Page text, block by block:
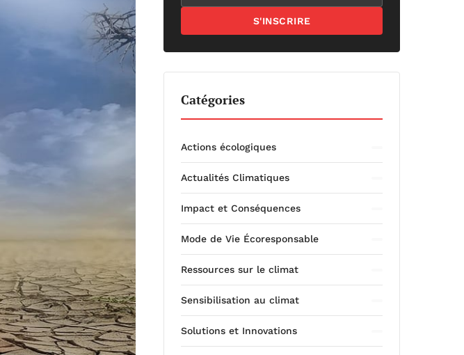
S'INSCRIRE
Catégories
Actions écologiques
Actualités Climatiques
Impact et Conséquences
Mode de Vie Écoresponsable
Ressources sur le climat
Sensibilisation au climat
Solutions et Innovations